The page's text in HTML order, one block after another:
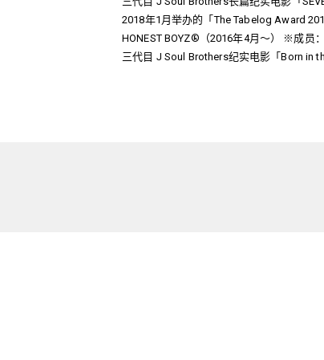
2018年1月举办的「The Tabelog Award
HONEST BOYZ®（2016年4月～） ※成员
三代目 J Soul Brothers纪实电影「Born in